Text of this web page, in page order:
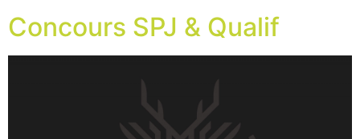
Concours SPJ & Qualif